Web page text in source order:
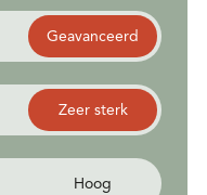
Geavanceerd
Zeer sterk
Hoog